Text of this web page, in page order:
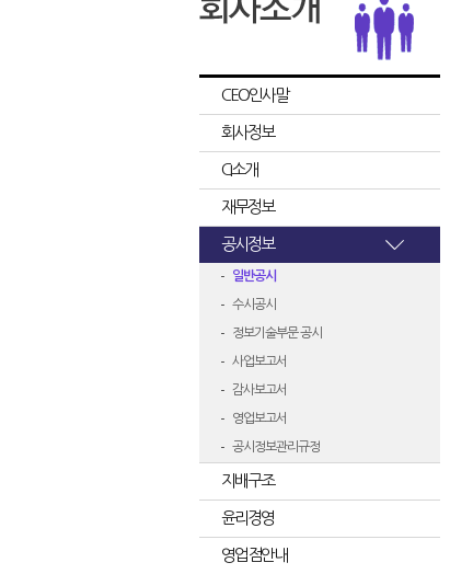
CEO인사말
회사정보
CI소개
재무정보
공시정보
일반공시
수시공시
정보기술부문 공시
사업보고서
감사보고서
영업보고서
공시정보관리규정
지배구조
윤리경영
영업점안내